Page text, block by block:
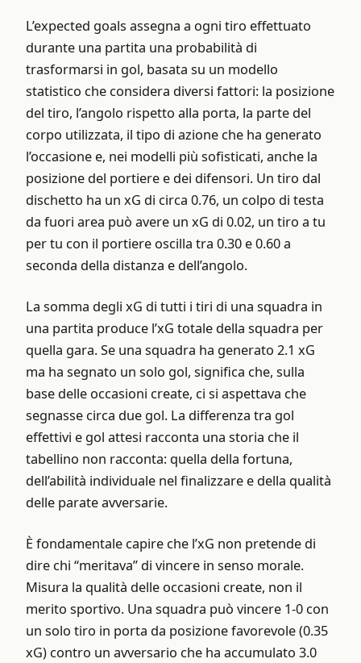
L’expected goals assegna a ogni tiro effettuato
durante una partita una probabilità di
trasformarsi in gol, basata su un modello
statistico che considera diversi fattori: la posizione
del tiro, l’angolo rispetto alla porta, la parte del
corpo utilizzata, il tipo di azione che ha generato
l’occasione e, nei modelli più sofisticati, anche la
posizione del portiere e dei difensori. Un tiro dal
dischetto ha un xG di circa 0.76, un colpo di testa
da fuori area può avere un xG di 0.02, un tiro a tu
per tu con il portiere oscilla tra 0.30 e 0.60 a
seconda della distanza e dell’angolo.
La somma degli xG di tutti i tiri di una squadra in
una partita produce l’xG totale della squadra per
quella gara. Se una squadra ha generato 2.1 xG
ma ha segnato un solo gol, significa che, sulla
base delle occasioni create, ci si aspettava che
segnasse circa due gol. La differenza tra gol
effettivi e gol attesi racconta una storia che il
tabellino non racconta: quella della fortuna,
dell’abilità individuale nel finalizzare e della qualità
delle parate avversarie.
È fondamentale capire che l’xG non pretende di
dire chi “meritava” di vincere in senso morale.
Misura la qualità delle occasioni create, non il
merito sportivo. Una squadra può vincere 1-0 con
un solo tiro in porta da posizione favorevole (0.35
xG) contro un avversario che ha accumulato 3.0